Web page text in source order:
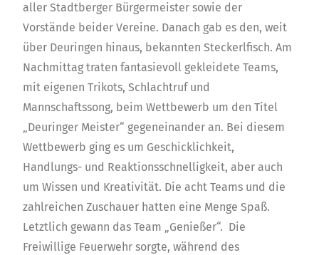
aller Stadtberger Bürgermeister sowie der
Vorstände beider Vereine. Danach gab es den, weit
über Deuringen hinaus, bekannten Steckerlfisch. Am
Nachmittag traten fantasievoll gekleidete Teams,
mit eigenen Trikots, Schlachtruf und
Mannschaftssong, beim Wettbewerb um den Titel
„Deuringer Meister“ gegeneinander an. Bei diesem
Wettbewerb ging es um Geschicklichkeit,
Handlungs- und Reaktionsschnelligkeit, aber auch
um Wissen und Kreativität. Die acht Teams und die
zahlreichen Zuschauer hatten eine Menge Spaß.
Letztlich gewann das Team „Genießer“. Die
Freiwillige Feuerwehr sorgte, während des